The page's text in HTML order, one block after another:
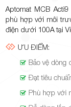
Aptomat MCB
phù hợp với môi
điện dưới 100A tại
ƯU ĐIỂM:
Bảo vệ dòng
Đạt tiêu
Phù hợp với